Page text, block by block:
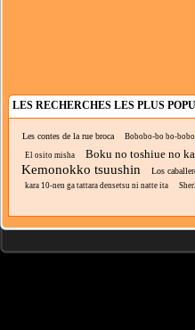
LES RECHERCHES LES PLUS
Les contes de la rue broca Bobobo-bo bo-bobo
El osito misha Boku no toshiue no
Kemonokko tsuushin Los
kara 10-nen ga tattara densetsu ni natte ita